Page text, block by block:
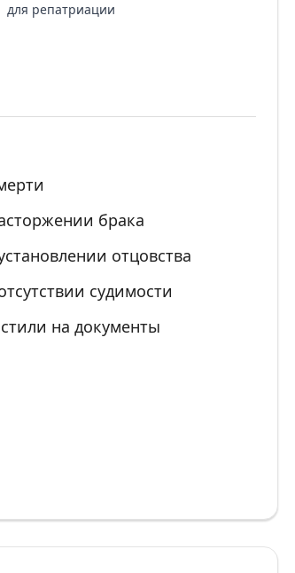
для репатриации
брака
отцовства
судимости
на документы